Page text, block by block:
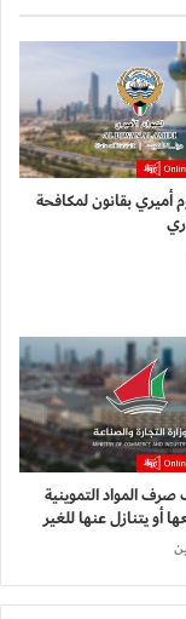
بقانون لمكافحة
صرف المواد التموينية
أو يتنازل عنها للغير